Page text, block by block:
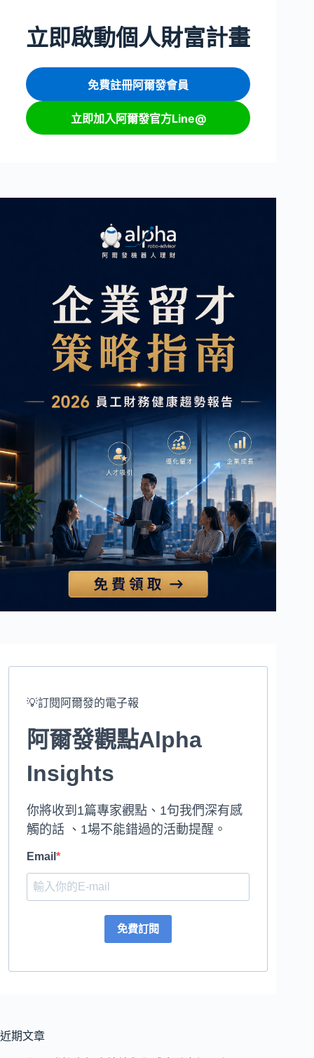
立即啟動個人財富計畫
免費註冊阿爾發會員
立即加入阿爾發官方Line@
💡訂閱阿爾發的電子報
阿爾發觀點Alpha
Insights
你將收到1篇專家觀點、1句我們深有感
觸的話 、1場不能錯過的活動提醒。
Email
免費訂閱
近期文章